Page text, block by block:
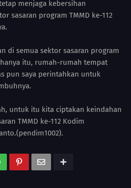
menjaga kebersihan
sasaran program TMMD ke-112
di semua sektor sasaran program
itu, rumah-rumah tempat
pun saya perintahkan untuk
untuk itu kita ciptakan keindahan
TMMD ke-112 Kodim